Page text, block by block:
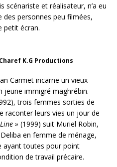
scénariste et réalisateur, n’a eu
personnes peu filmées,
petit écran.
K.G Productions
Carmet incarne un vieux
jeune immigré maghrébin.
trois femmes sorties de
raconter leurs vies un jour de
» (1999) suit Muriel Robin,
en femme de ménage,
ayant toutes pour point
de travail précaire.